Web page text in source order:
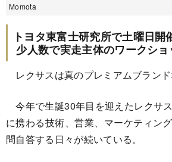
Momota
トヨタ東富士研究所で土曜日開
少人数で実走主体のワークシ
レクサスは真のプレミアムブランド
今年で生誕30年目を迎えたレクサ
に携わる技術、営業、マーケティン
問自答する日々が続いている。